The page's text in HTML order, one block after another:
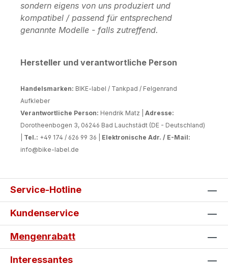
sondern eigens von uns produziert und
kompatibel / passend für entsprechend
genannte Modelle - falls zutreffend.
Hersteller und verantwortliche Person
Handelsmarken: BIKE-label / Tankpad / Felgenrand
Aufkleber
Verantwortliche Person: Hendrik Matz | Adresse:
Dorotheenbogen 3, 06246 Bad Lauchstädt (DE - Deutschland)
Tel.: +49 174 / 626 99 36 | Elektronische Adr. / E-Mail:
info@bike-label.de
Service-Hotline
Kundenservice
Mengenrabatt
Interessantes